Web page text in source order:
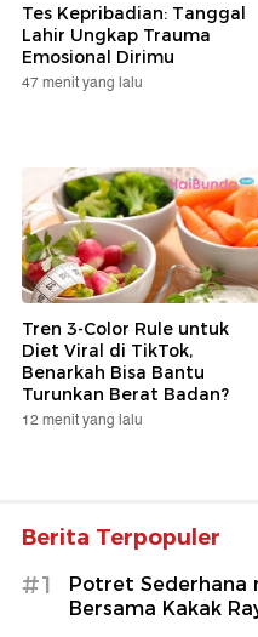
Tes Kepribadian: Tanggal
Lahir Ungkap Trauma
Emosional Dirimu
47 menit yang lalu
Tren 3-Color Rule untuk
Diet Viral di TikTok,
Benarkah Bisa Bantu
Turunkan Berat Badan?
12 menit yang lalu
Berita Terpopuler
#1
Potret Sederhana
Bersama Kakak